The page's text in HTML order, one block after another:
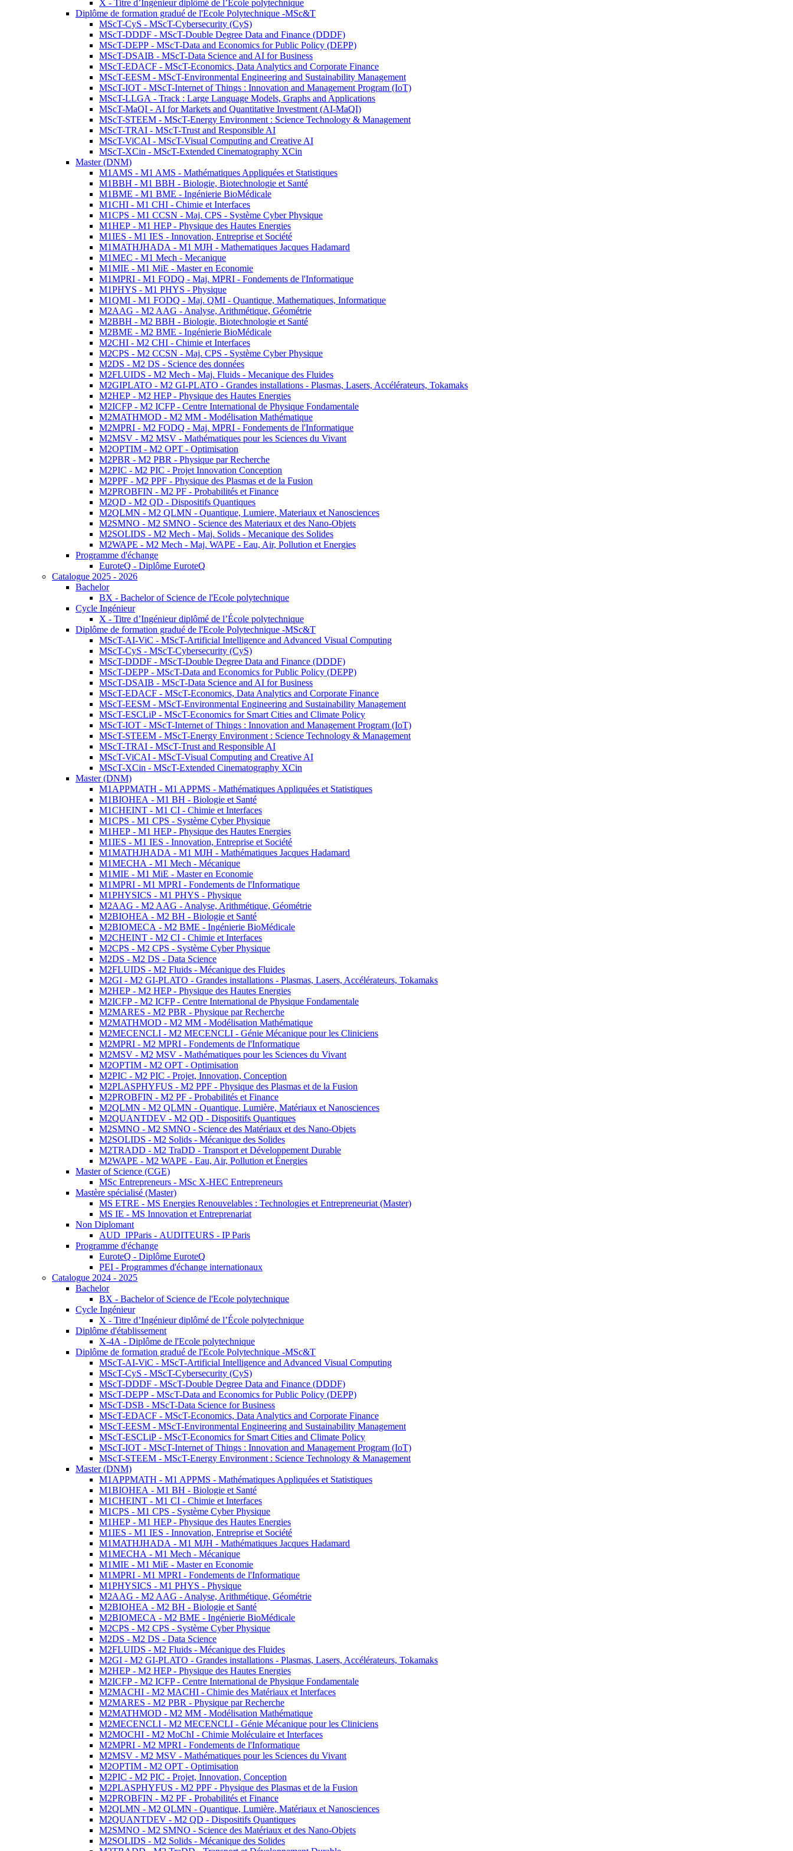
X - Titre d’Ingénieur diplômé de l’École polytechnique
Diplôme de formation gradué de l'Ecole Polytechnique -MSc&T
MScT-CyS - MScT-Cybersecurity (CyS)
MScT-DDDF - MScT-Double Degree Data and Finance (DDDF)
MScT-DEPP - MScT-Data and Economics for Public Policy (DEPP)
MScT-DSAIB - MScT-Data Science and AI for Business
MScT-EDACF - MScT-Economics, Data Analytics and Corporate Finance
MScT-EESM - MScT-Environmental Engineering and Sustainability Management
MScT-IOT - MScT-Internet of Things : Innovation and Management Program (IoT)
MScT-LLGA - Track : Large Language Models, Graphs and Applications
MScT-MaQI - AI for Markets and Quantitative Investment (AI-MaQI)
MScT-STEEM - MScT-Energy Environment : Science Technology & Management
MScT-TRAI - MScT-Trust and Responsible AI
MScT-ViCAI - MScT-Visual Computing and Creative AI
MScT-XCin - MScT-Extended Cinematography XCin
Master (DNM)
M1AMS - M1 AMS - Mathématiques Appliquées et Statistiques
M1BBH - M1 BBH - Biologie, Biotechnologie et Santé
M1BME - M1 BME - Ingénierie BioMédicale
M1CHI - M1 CHI - Chimie et Interfaces
M1CPS - M1 CCSN - Maj. CPS - Système Cyber Physique
M1HEP - M1 HEP - Physique des Hautes Energies
M1IES - M1 IES - Innovation, Entreprise et Société
M1MATHJHADA - M1 MJH - Mathematiques Jacques Hadamard
M1MEC - M1 Mech - Mecanique
M1MIE - M1 MiE - Master en Economie
M1MPRI - M1 FODQ - Maj. MPRI - Fondements de l'Informatique
M1PHYS - M1 PHYS - Physique
M1QMI - M1 FODQ - Maj. QMI - Quantique, Mathematiques, Informatique
M2AAG - M2 AAG - Analyse, Arithmétique, Géométrie
M2BBH - M2 BBH - Biologie, Biotechnologie et Santé
M2BME - M2 BME - Ingénierie BioMédicale
M2CHI - M2 CHI - Chimie et Interfaces
M2CPS - M2 CCSN - Maj. CPS - Système Cyber Physique
M2DS - M2 DS - Science des données
M2FLUIDS - M2 Mech - Maj. Fluids - Mecanique des Fluides
M2GIPLATO - M2 GI-PLATO - Grandes installations - Plasmas, Lasers, Accélérateurs, Tokamaks
M2HEP - M2 HEP - Physique des Hautes Energies
M2ICFP - M2 ICFP - Centre International de Physique Fondamentale
M2MATHMOD - M2 MM - Modélisation Mathématique
M2MPRI - M2 FODQ - Maj. MPRI - Fondements de l'Informatique
M2MSV - M2 MSV - Mathématiques pour les Sciences du Vivant
M2OPTIM - M2 OPT - Optimisation
M2PBR - M2 PBR - Physique par Recherche
M2PIC - M2 PIC - Projet Innovation Conception
M2PPF - M2 PPF - Physique des Plasmas et de la Fusion
M2PROBFIN - M2 PF - Probabilités et Finance
M2QD - M2 QD - Dispositifs Quantiques
M2QLMN - M2 QLMN - Quantique, Lumiere, Materiaux et Nanosciences
M2SMNO - M2 SMNO - Science des Materiaux et des Nano-Objets
M2SOLIDS - M2 Mech - Maj. Solids - Mecanique des Solides
M2WAPE - M2 Mech - Maj. WAPE - Eau, Air, Pollution et Energies
Programme d'échange
EuroteQ - Diplôme EuroteQ
Catalogue 2025 - 2026
Bachelor
BX - Bachelor of Science de l'Ecole polytechnique
Cycle Ingénieur
X - Titre d’Ingénieur diplômé de l’École polytechnique
Diplôme de formation gradué de l'Ecole Polytechnique -MSc&T
MScT-AI-ViC - MScT-Artificial Intelligence and Advanced Visual Computing
MScT-CyS - MScT-Cybersecurity (CyS)
MScT-DDDF - MScT-Double Degree Data and Finance (DDDF)
MScT-DEPP - MScT-Data and Economics for Public Policy (DEPP)
MScT-DSAIB - MScT-Data Science and AI for Business
MScT-EDACF - MScT-Economics, Data Analytics and Corporate Finance
MScT-EESM - MScT-Environmental Engineering and Sustainability Management
MScT-ESCLiP - MScT-Economics for Smart Cities and Climate Policy
MScT-IOT - MScT-Internet of Things : Innovation and Management Program (IoT)
MScT-STEEM - MScT-Energy Environment : Science Technology & Management
MScT-TRAI - MScT-Trust and Responsible AI
MScT-ViCAI - MScT-Visual Computing and Creative AI
MScT-XCin - MScT-Extended Cinematography XCin
Master (DNM)
M1APPMATH - M1 APPMS - Mathématiques Appliquées et Statistiques
M1BIOHEA - M1 BH - Biologie et Santé
M1CHEINT - M1 CI - Chimie et Interfaces
M1CPS - M1 CPS - Système Cyber Physique
M1HEP - M1 HEP - Physique des Hautes Energies
M1IES - M1 IES - Innovation, Entreprise et Société
M1MATHJHADA - M1 MJH - Mathématiques Jacques Hadamard
M1MECHA - M1 Mech - Mécanique
M1MIE - M1 MiE - Master en Economie
M1MPRI - M1 MPRI - Fondements de l'Informatique
M1PHYSICS - M1 PHYS - Physique
M2AAG - M2 AAG - Analyse, Arithmétique, Géométrie
M2BIOHEA - M2 BH - Biologie et Santé
M2BIOMECA - M2 BME - Ingénierie BioMédicale
M2CHEINT - M2 CI - Chimie et Interfaces
M2CPS - M2 CPS - Système Cyber Physique
M2DS - M2 DS - Data Science
M2FLUIDS - M2 Fluids - Mécanique des Fluides
M2GI - M2 GI-PLATO - Grandes installations - Plasmas, Lasers, Accélérateurs, Tokamaks
M2HEP - M2 HEP - Physique des Hautes Energies
M2ICFP - M2 ICFP - Centre International de Physique Fondamentale
M2MARES - M2 PBR - Physique par Recherche
M2MATHMOD - M2 MM - Modélisation Mathématique
M2MECENCLI - M2 MECENCLI - Génie Mécanique pour les Cliniciens
M2MPRI - M2 MPRI - Fondements de l'Informatique
M2MSV - M2 MSV - Mathématiques pour les Sciences du Vivant
M2OPTIM - M2 OPT - Optimisation
M2PIC - M2 PIC - Projet, Innovation, Conception
M2PLASPHYFUS - M2 PPF - Physique des Plasmas et de la Fusion
M2PROBFIN - M2 PF - Probabilités et Finance
M2QLMN - M2 QLMN - Quantique, Lumière, Matériaux et Nanosciences
M2QUANTDEV - M2 QD - Dispositifs Quantiques
M2SMNO - M2 SMNO - Science des Matériaux et des Nano-Objets
M2SOLIDS - M2 Solids - Mécanique des Solides
M2TRADD - M2 TraDD - Transport et Développement Durable
M2WAPE - M2 WAPE - Eau, Air, Pollution et Énergies
Master of Science (CGE)
MSc Entrepreneurs - MSc X-HEC Entrepreneurs
Mastère spécialisé (Master)
MS ETRE - MS Energies Renouvelables : Technologies et Entrepreneuriat (Master)
MS IE - MS Innovation et Entreprenariat
Non Diplomant
AUD_IPParis - AUDITEURS - IP Paris
Programme d'échange
EuroteQ - Diplôme EuroteQ
PEI - Programmes d'échange internationaux
Catalogue 2024 - 2025
Bachelor
BX - Bachelor of Science de l'Ecole polytechnique
Cycle Ingénieur
X - Titre d’Ingénieur diplômé de l’École polytechnique
Diplôme d'établissement
X-4A - Diplôme de l'Ecole polytechnique
Diplôme de formation gradué de l'Ecole Polytechnique -MSc&T
MScT-AI-ViC - MScT-Artificial Intelligence and Advanced Visual Computing
MScT-CyS - MScT-Cybersecurity (CyS)
MScT-DDDF - MScT-Double Degree Data and Finance (DDDF)
MScT-DEPP - MScT-Data and Economics for Public Policy (DEPP)
MScT-DSB - MScT-Data Science for Business
MScT-EDACF - MScT-Economics, Data Analytics and Corporate Finance
MScT-EESM - MScT-Environmental Engineering and Sustainability Management
MScT-ESCLiP - MScT-Economics for Smart Cities and Climate Policy
MScT-IOT - MScT-Internet of Things : Innovation and Management Program (IoT)
MScT-STEEM - MScT-Energy Environment : Science Technology & Management
Master (DNM)
M1APPMATH - M1 APPMS - Mathématiques Appliquées et Statistiques
M1BIOHEA - M1 BH - Biologie et Santé
M1CHEINT - M1 CI - Chimie et Interfaces
M1CPS - M1 CPS - Système Cyber Physique
M1HEP - M1 HEP - Physique des Hautes Energies
M1IES - M1 IES - Innovation, Entreprise et Société
M1MATHJHADA - M1 MJH - Mathématiques Jacques Hadamard
M1MECHA - M1 Mech - Mécanique
M1MIE - M1 MiE - Master en Economie
M1MPRI - M1 MPRI - Fondements de l'Informatique
M1PHYSICS - M1 PHYS - Physique
M2AAG - M2 AAG - Analyse, Arithmétique, Géométrie
M2BIOHEA - M2 BH - Biologie et Santé
M2BIOMECA - M2 BME - Ingénierie BioMédicale
M2CPS - M2 CPS - Système Cyber Physique
M2DS - M2 DS - Data Science
M2FLUIDS - M2 Fluids - Mécanique des Fluides
M2GI - M2 GI-PLATO - Grandes installations - Plasmas, Lasers, Accélérateurs, Tokamaks
M2HEP - M2 HEP - Physique des Hautes Energies
M2ICFP - M2 ICFP - Centre International de Physique Fondamentale
M2MACHI - M2 MACHI - Chimie des Matériaux et Interfaces
M2MARES - M2 PBR - Physique par Recherche
M2MATHMOD - M2 MM - Modélisation Mathématique
M2MECENCLI - M2 MECENCLI - Génie Mécanique pour les Cliniciens
M2MOCHI - M2 MoChI - Chimie Moléculaire et Interfaces
M2MPRI - M2 MPRI - Fondements de l'Informatique
M2MSV - M2 MSV - Mathématiques pour les Sciences du Vivant
M2OPTIM - M2 OPT - Optimisation
M2PIC - M2 PIC - Projet, Innovation, Conception
M2PLASPHYFUS - M2 PPF - Physique des Plasmas et de la Fusion
M2PROBFIN - M2 PF - Probabilités et Finance
M2QLMN - M2 QLMN - Quantique, Lumière, Matériaux et Nanosciences
M2QUANTDEV - M2 QD - Dispositifs Quantiques
M2SMNO - M2 SMNO - Science des Matériaux et des Nano-Objets
M2SOLIDS - M2 Solids - Mécanique des Solides